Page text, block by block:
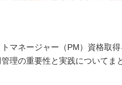
マネージャー（PM）資格取得
理の重要性と実践についてま